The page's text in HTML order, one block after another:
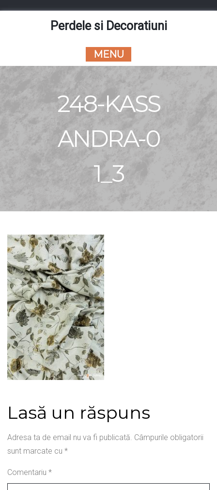
Perdele si Decoratiuni
MENU
248-KASS
ANDRA-0
1_3
Lasă un răspuns
Adresa ta de email nu va fi publicată. Câmpurile obligatorii
sunt marcate cu *
Comentariu *